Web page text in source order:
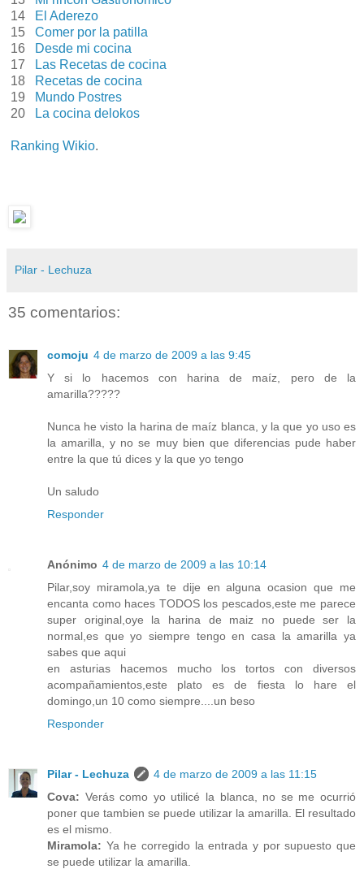
14
El Aderezo
15
Comer por la patilla
16
Desde mi cocina
17
Las Recetas de cocina
18
Recetas de cocina
19
Mundo Postres
20
La cocina delokos
Ranking Wikio.
Pilar - Lechuza
35 comentarios:
comoju 4 de marzo de 2009 a las 9:45
Y si lo hacemos con harina de maíz, pero de la
amarilla?????
Nunca he visto la harina de maíz blanca, y la que yo uso es
la amarilla, y no se muy bien que diferencias pude haber
entre la que tú dices y la que yo tengo
Un saludo
Responder
Anónimo 4 de marzo de 2009 a las 10:14
Pilar,soy miramola,ya te dije en alguna ocasion que me
encanta como haces TODOS los pescados,este me parece
super original,oye la harina de maiz no puede ser la
normal,es que yo siempre tengo en casa la amarilla ya
sabes que aqui
en asturias hacemos mucho los tortos con diversos
acompañamientos,este plato es de fiesta lo hare el
domingo,un 10 como siempre....un beso
Responder
Pilar - Lechuza
4 de marzo de 2009 a las 11:15
Cova: Verás como yo utilicé la blanca, no se me ocurrió
poner que tambien se puede utilizar la amarilla. El resultado
es el mismo.
Miramola: Ya he corregido la entrada y por supuesto que
se puede utilizar la amarilla.